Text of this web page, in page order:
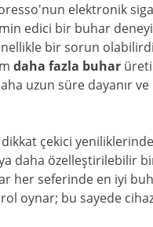
elektronik
edici bir buhar
bir sorun
daha fazla buhar
uzun süre dayanır
çekici
daha özelleştirilebilir
her seferinde en iyi
oynar; bu sayede